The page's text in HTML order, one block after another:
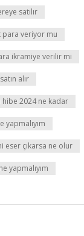
satılır
para veriyor mu
ikramiye verilir mi
alır
2024 ne kadar
yapmalıyım
eser çıkarsa ne olur
yapmalıyım